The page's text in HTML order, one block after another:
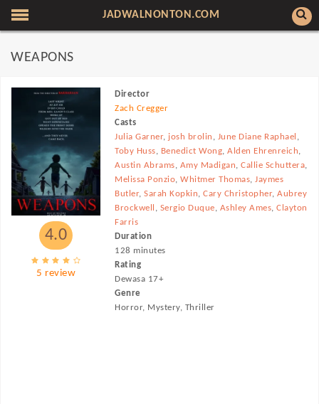
JADWALNONTON.COM
WEAPONS
4.0
5 review
Director
Zach Cregger
Casts
Julia Garner, josh brolin , June Diane Raphael ,
Toby Huss, Benedict Wong,Alden Ehrenreich,
Austin Abrams, Amy Madigan,Callie Schuttera,
Melissa Ponzio,Whitmer Thomas,Jaymes
Butler,Sarah Kopkin,Cary Christopher,Aubrey
Brockwell , Sergio Duque, Ashley Ames,Clayton
Farris
Duration
128 minutes
Rating
Dewasa 17+
Genre
Horror, Mystery, Thriller